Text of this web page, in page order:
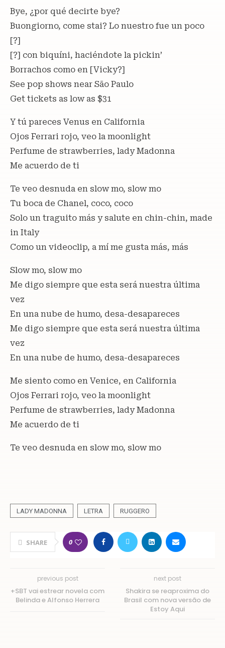
Bye, ¿por qué decirtе bye?
Buongiorno, come stai? Lo nuestro fuе un poco
[?]
[?] con biquíni, haciéndote la pickin’
Borrachos como en [Vicky?]
See pop shows near São Paulo
Get tickets as low as $31
Y tú pareces Venus en California
Ojos Ferrari rojo, veo la moonlight
Perfume de strawberries, lady Madonna
Me acuerdo de ti
Te veo desnuda en slow mo, slow mo
Tu boca de Chanel, coco, coco
Solo un traguito más y salute en chin-chin, made
in Italy
Como un videoclip, a mí me gusta más, más
Slow mo, slow mo
Me digo siempre que esta será nuestra última
vez
En una nube de humo, desa-desapareces
Me digo siempre que esta será nuestra última
vez
En una nube de humo, desa-desapareces
Me siento como en Venice, en California
Ojos Ferrari rojo, veo la moonlight
Perfume de strawberries, lady Madonna
Me acuerdo de ti
Te veo desnuda en slow mo, slow mo
LADY MADONNA LETRA RUGGERO
SHARE 0
previous post
+SBT vai estrear novela com
Belinda e Alfonso Herrera
next post
Shakira se reaproxima do
Brasil com nova versão de
Estoy Aqui